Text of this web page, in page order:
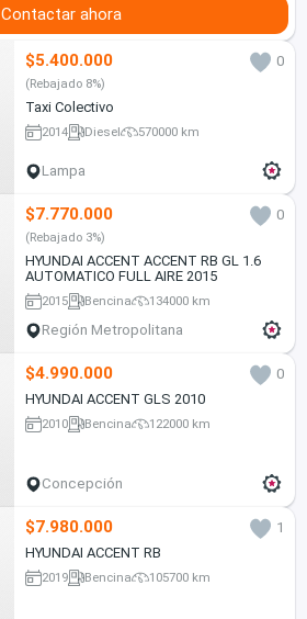
Contactar ahora
$5.400.000 0
(Rebajado 8%)
Taxi Colectivo
2014 Diesel 570000 km
Lampa
$7.770.000 0
(Rebajado 3%)
HYUNDAI ACCENT ACCENT RB GL 1.6
AUTOMATICO FULL AIRE 2015
2015 Bencina 134000 km
Región Metropolitana
$4.990.000
0
HYUNDAI ACCENT GLS 2010
2010 Bencina 122000 km
Concepción
$7.980.000
1
HYUNDAI ACCENT RB
2019 Bencina 105700 km